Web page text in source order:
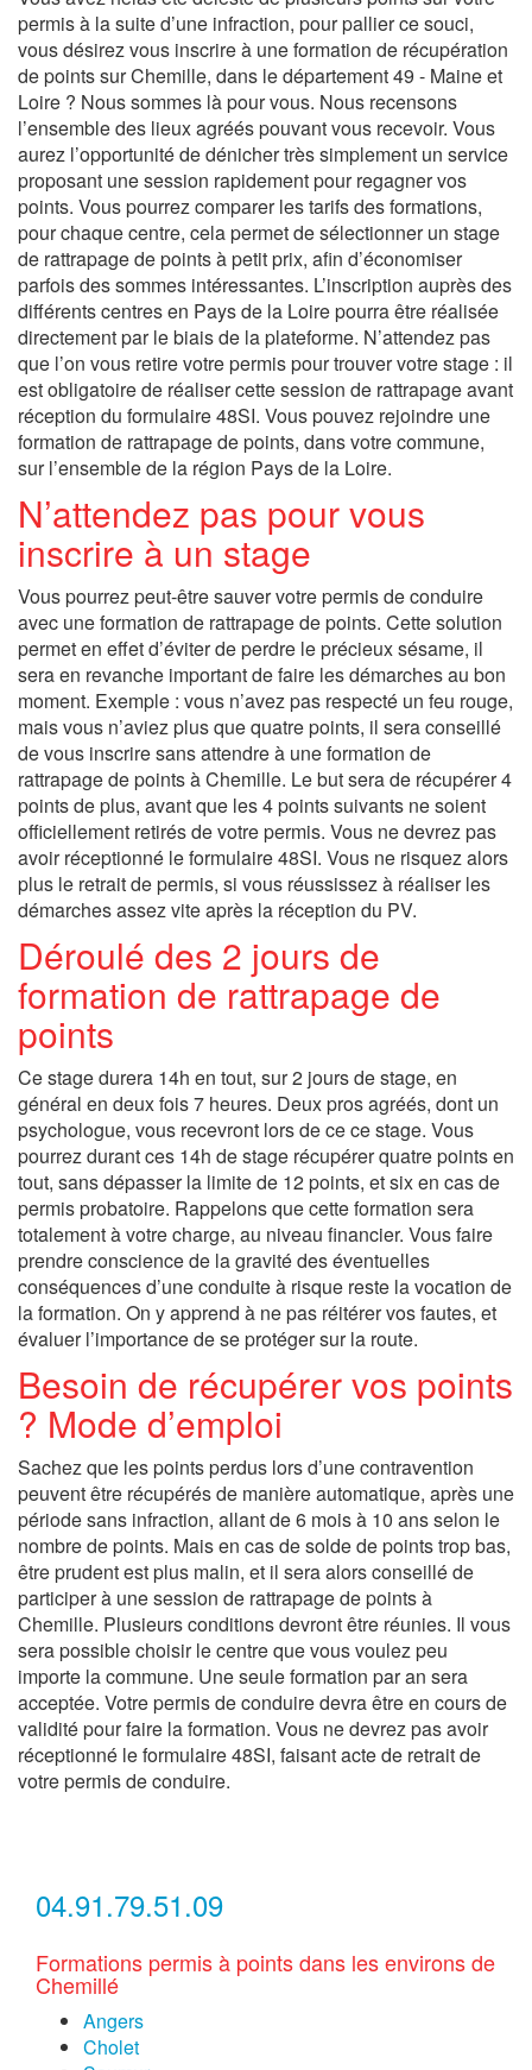
permis à la suite d’une infraction, pour pallier ce souci,
vous désirez vous inscrire à une formation de récupération
de points sur Chemille, dans le département 49 - Maine et
Loire ? Nous sommes là pour vous. Nous recensons
l’ensemble des lieux agréés pouvant vous recevoir. Vous
aurez l’opportunité de dénicher très simplement un service
proposant une session rapidement pour regagner vos
points. Vous pourrez comparer les tarifs des formations,
pour chaque centre, cela permet de sélectionner un stage
de rattrapage de points à petit prix, afin d’économiser
parfois des sommes intéressantes. L’inscription auprès des
différents centres en Pays de la Loire pourra être réalisée
directement par le biais de la plateforme. N’attendez pas
que l’on vous retire votre permis pour trouver votre stage : il
est obligatoire de réaliser cette session de rattrapage avant
réception du formulaire 48SI. Vous pouvez rejoindre une
formation de rattrapage de points, dans votre commune,
sur l’ensemble de la région Pays de la Loire.
N’attendez pas pour vous
inscrire à un stage
Vous pourrez peut-être sauver votre permis de conduire
avec une formation de rattrapage de points. Cette solution
permet en effet d’éviter de perdre le précieux sésame, il
sera en revanche important de faire les démarches au bon
moment. Exemple : vous n’avez pas respecté un feu rouge,
mais vous n’aviez plus que quatre points, il sera conseillé
de vous inscrire sans attendre à une formation de
rattrapage de points à Chemille. Le but sera de récupérer 4
points de plus, avant que les 4 points suivants ne soient
officiellement retirés de votre permis. Vous ne devrez pas
avoir réceptionné le formulaire 48SI. Vous ne risquez alors
plus le retrait de permis, si vous réussissez à réaliser les
démarches assez vite après la réception du PV.
Déroulé des 2 jours de
formation de rattrapage de
points
Ce stage durera 14h en tout, sur 2 jours de stage, en
général en deux fois 7 heures. Deux pros agréés, dont un
psychologue, vous recevront lors de ce ce stage. Vous
pourrez durant ces 14h de stage récupérer quatre points en
tout, sans dépasser la limite de 12 points, et six en cas de
permis probatoire. Rappelons que cette formation sera
totalement à votre charge, au niveau financier. Vous faire
prendre conscience de la gravité des éventuelles
conséquences d’une conduite à risque reste la vocation de
la formation. On y apprend à ne pas réitérer vos fautes, et
évaluer l’importance de se protéger sur la route.
Besoin de récupérer vos points
? Mode d’emploi
Sachez que les points perdus lors d’une contravention
peuvent être récupérés de manière automatique, après une
période sans infraction, allant de 6 mois à 10 ans selon le
nombre de points. Mais en cas de solde de points trop bas,
être prudent est plus malin, et il sera alors conseillé de
participer à une session de rattrapage de points à
Chemille. Plusieurs conditions devront être réunies. Il vous
sera possible choisir le centre que vous voulez peu
importe la commune. Une seule formation par an sera
acceptée. Votre permis de conduire devra être en cours de
validité pour faire la formation. Vous ne devrez pas avoir
réceptionné le formulaire 48SI, faisant acte de retrait de
votre permis de conduire.
04.91.79.51.09
Formations permis à points dans les environs de
Chemillé
Angers
Cholet